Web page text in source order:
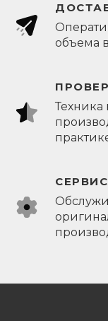
объема